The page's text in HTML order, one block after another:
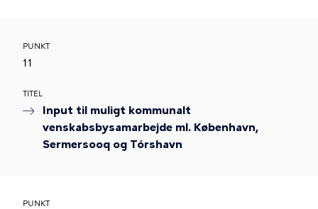
PUNKT
11
TITEL
Input til muligt kommunalt
venskabsbysamarbejde ml. København,
Sermersooq og Tórshavn
PUNKT